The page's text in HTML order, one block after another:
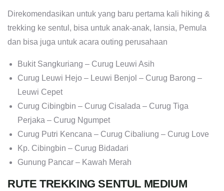
Direkomendasikan untuk yang baru pertama kali hiking &
trekking ke sentul, bisa untuk anak-anak, lansia, Pemula
dan bisa juga untuk acara outing perusahaan
Bukit Sangkuriang – Curug Leuwi Asih
Curug Leuwi Hejo – Leuwi Benjol – Curug Barong –
Leuwi Cepet
Curug Cibingbin – Curug Cisalada – Curug Tiga
Perjaka – Curug Ngumpet
Curug Putri Kencana – Curug Cibaliung – Curug Love
Kp. Cibingbin – Curug Bidadari
Gunung Pancar – Kawah Merah
RUTE TREKKING SENTUL MEDIUM